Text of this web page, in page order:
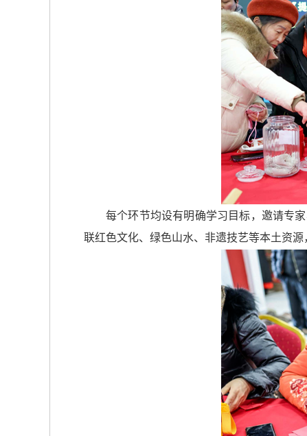
每个环节均设有明确学习目标，邀请专
联红色文化、绿色山水、非遗技艺等本土资源